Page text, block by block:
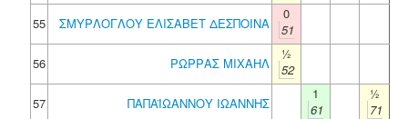
55
ΣΜΥΡΛΟΓΛΟΥ ΕΛΙΣΑΒΕΤ ΔΕΣΠΟΙΝΑ
0
51
56
ΡΩΡΡΑΣ ΜΙΧΑΗΛ
½
52
57
ΠΑΠΑΪΩΑΝΝΟΥ ΙΩΑΝΝΗΣ
1
61
½
71